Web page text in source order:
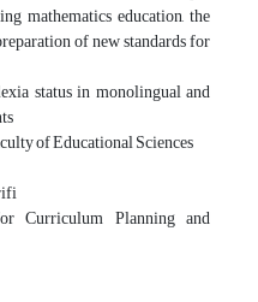
mathematics education, the
of new standards for
status in monolingual and
of Educational Sciences
Curriculum Planning and